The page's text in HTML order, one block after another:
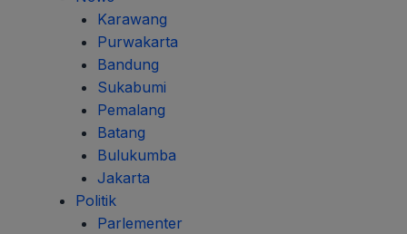
Karawang
Purwakarta
Bandung
Sukabumi
Pemalang
Batang
Bulukumba
Jakarta
Politik
Parlementer